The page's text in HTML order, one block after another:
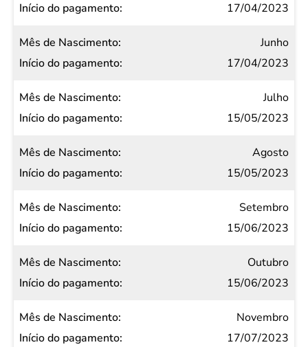
17/04/2023
Junho
17/04/2023
Julho
15/05/2023
Agosto
15/05/2023
Setembro
15/06/2023
Outubro
15/06/2023
Novembro
17/07/2023